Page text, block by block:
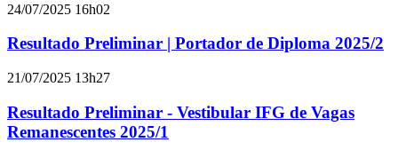
24/07/2025 16h02
Resultado Preliminar | Portador de Diploma 2025/2
21/07/2025 13h27
Resultado Preliminar - Vestibular IFG de Vagas
Remanescentes 2025/1